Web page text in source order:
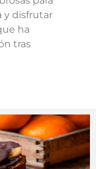
y disfrutar
ha
tras